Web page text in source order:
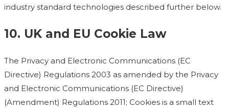
industry standard technologies described further below.
10. UK and EU Cookie Law
The Privacy and Electronic Communications (EC
Directive) Regulations 2003 as amended by the Privacy
and Electronic Communications (EC Directive)
(Amendment) Regulations 2011; Cookies is a small text